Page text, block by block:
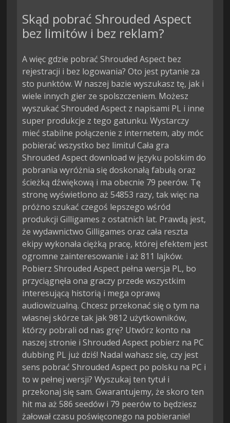
Skąd pobrać Shrouded Aspect
bez limitów i bez reklam?
A więc gdzie pobrać Shrouded Aspect bez
rejestracji i bez logowania? Oto jest pytanie za
sto punktów. W naszej bazie wyszukasz tę, jak i
wiele innych gier ze spolszczeniem. Możesz
wyszukać Shrouded Aspect z napisami PL i inne
super produkcje z tego gatunku. Wystarczy
mieć stabilne połączenie z internetem, aby móc
pobierać wszystko bez limitu! Cała gra
Shrouded Aspect download w języku polskim do
pobrania wyróżnia się doskonałą fabułą oraz
ścieżką dźwiękową i ma obecnie 79 peerów. Tę
stronę wyświetlono aż 54853 razy, tak więc na
próżno szukać czegoś lepszego wśród
produkcji Gilligames z ostatnich lat. Prawdą jest,
że wydawnictwo Gilligames oraz cała reszta
ekipy wykonała ciężką pracę, której efektem jest
ogromne zainteresowanie i aż 811 lajków.
Pobierz Shrouded Aspect pełna wersja PL, bo
przyciągnęła ona graczy przede wszystkim
interesującą historią i mega oprawą
audiowizualną. Chcesz przekonać się o tym na
własnej skórze tak jak 9812 użytkowników,
którzy pobrali od nas grę? Utwórz konto na
naszej stronie i Shrouded Aspect pobierz na PC
dubbing PL już dziś! Nadal wahasz się, czy jest
sens pobrać Shrouded Aspect po polsku na PC i
to w pełnej wersji? Wyszukaj ten tytuł i
przekonaj się sam. Gwarantujemy, że skoro ten
hit ma aż 586 seedów i 79 peerów to będziesz
żałował czasu poświęconego na pobieranie!